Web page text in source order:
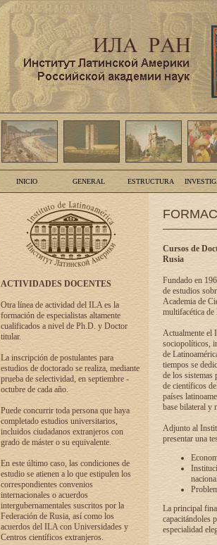
INICIO GENERAL ESTRUCTURA
ACTIVIDADES DOCENTES
Otra línea de actividad del ILA es la
formación de especialistas altamente
cualificados a nivel de Ph.D. y Doctor
titular.
La inscripción de postulantes para
estudios de doctorado se realiza, mediante
prueba de selectividad, en septiembre -
octubre de cada año.
Puede concurrir toda persona que haya
completado estudios universitarios,
incluidos ciudadanos extranjeros con
grado de máster o su equivalente.
En este último caso, las condiciones de
estudio se atienen a lo que estipulen los
correspondientes convenios
internacionales o acuerdos
intergubernamentales suscritos por la
Federación de Rusia, así como los
acuerdos del ILA con Universidades y
Centros científicos extranjeros.
Cursos de
Rusia
Fundado en
de estudios
Academia de
multifacética de
Actualmente el
sociopolíticos,
de
tiempos se
de los sistemas
de científicos
países
base bilateral y
Adjunto al
presentar una
La principal
capacitándoles
especialidad